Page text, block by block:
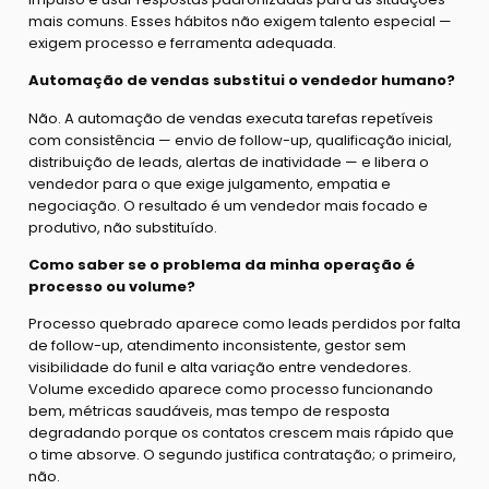
mais comuns. Esses hábitos não exigem talento especial —
exigem processo e ferramenta adequada.
Automação de vendas substitui o vendedor humano?
Não. A automação de vendas executa tarefas repetíveis
com consistência — envio de follow-up, qualificação inicial,
distribuição de leads, alertas de inatividade — e libera o
vendedor para o que exige julgamento, empatia e
negociação. O resultado é um vendedor mais focado e
produtivo, não substituído.
Como saber se o problema da minha operação é
processo ou volume?
Processo quebrado aparece como leads perdidos por falta
de follow-up, atendimento inconsistente, gestor sem
visibilidade do funil e alta variação entre vendedores.
Volume excedido aparece como processo funcionando
bem, métricas saudáveis, mas tempo de resposta
degradando porque os contatos crescem mais rápido que
o time absorve. O segundo justifica contratação; o primeiro,
não.